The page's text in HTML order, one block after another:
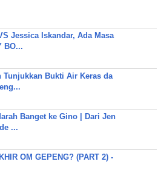
Jessica Iskandar, Ada Masa
BO...
Tunjukkan Bukti Air Keras da
Banget ke Gino | Dari Jen
...
OM GEPENG? (PART 2) -